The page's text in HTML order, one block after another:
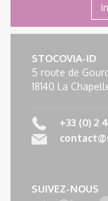
STOCOVIA-ID
5 route de
18140 La
+33 (0) 2
SUIVEZ-NOUS